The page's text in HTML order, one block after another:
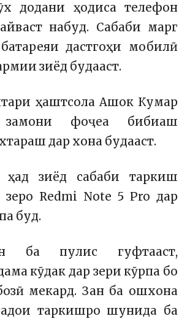
додани ҳодиса телефон
набуд. Сабаби марг
дастгоҳи мобилӣ
зиёд будааст.
ҳаштсола Ашок Кумар
замони фоҷеа бибиаш
дар хона будааст.
ҳад зиёд сабаби таркиш
зеро Redmi Note 5 Pro дар
буд.
ба пулис гуфтааст,
кӯдак дар зери кӯрпа бо
мекард. Зан ба ошхона
таркишро шунида ба